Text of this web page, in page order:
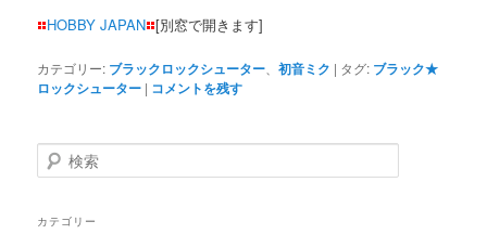
HOBBY JAPAN [別窓で開きます]
カテゴリー: ブラックロックシューター 、初音ミク | タグ: ブラック★
ロックシューター | コメントを残す
検
索
カテゴリー